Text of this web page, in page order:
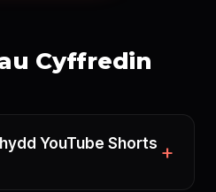
Cyffredin
YouTube Shorts